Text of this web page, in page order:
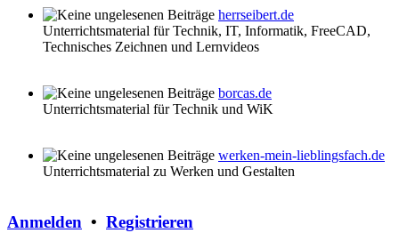
herrseibert.de
Unterrichtsmaterial für Technik, IT, Informatik, FreeCAD,
Technisches Zeichnen und Lernvideos
borcas.de
Unterrichtsmaterial für Technik und WiK
werken-mein-lieblingsfach.de
Unterrichtsmaterial zu Werken und Gestalten
Anmelden • Registrieren